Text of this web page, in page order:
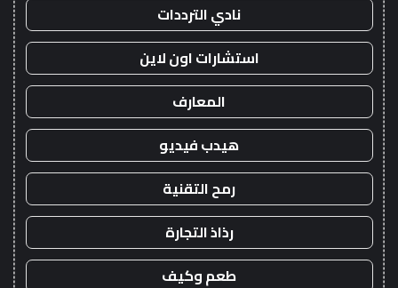
نادي الترددات
استشارات اون لاين
المعارف
هيدب فيديو
رمح التقنية
رذاذ التجارة
طعم وكيف